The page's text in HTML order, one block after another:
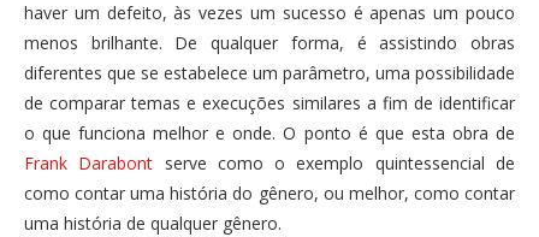
haver um defeito, às vezes um sucesso é apenas um pouco
menos brilhante. De qualquer forma, é assistindo obras
diferentes que se estabelece um parâmetro, uma possibilidade
de comparar temas e execuções similares a fim de identificar
o que funciona melhor e onde. O ponto é que esta obra de
Frank Darabont serve como o exemplo quintessencial de
como contar uma história do gênero, ou melhor, como contar
uma história de qualquer gênero.